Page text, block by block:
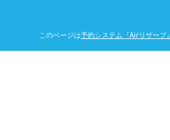
このページは予約システム『Airリザーブ』